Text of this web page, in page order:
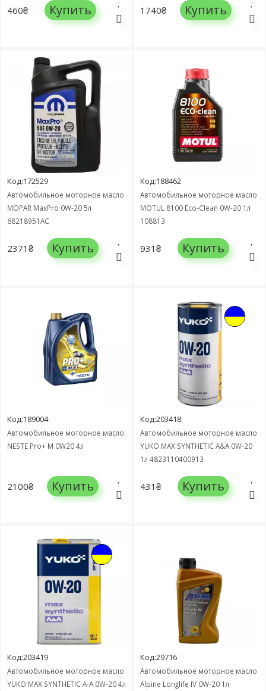
460₴ Купить 1740₴ Купить
Код:172529
Автомобильное моторное масло
MOPAR MaxPro 0W-20 5л
68218951AC
2371₴ Купить
Код:188462
Автомобильное моторное масло
MOTUL 8100 Eco-Clean 0W-20 1л
108813
931₴ Купить
Код:189004
Автомобильное моторное масло
NESTE Pro+ M 0W20 4л
2100₴ Купить
Код:203418
Автомобильное моторное масло
YUKO MAX SYNTHETIC A&A 0W-20
1л 4823110400913
431₴ Купить
Код:203419
Автомобильное моторное масло
YUKO MAX SYNTHETIC A-A 0W-20 4л
Код:29716
Автомобильное моторное масло
Alpine Longlife IV 0W-20 1л